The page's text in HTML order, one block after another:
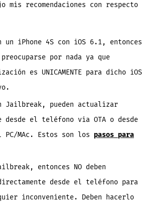
mis recomendaciones con respecto
iPhone 4S con iOS 6.1, entonces
por nada ya que
es UNICAMENTE para dicho iOS
Jailbreak, pueden actualizar
desde el teléfono via OTA o desde
PC/MAc. Estos son los pasos para
entonces NO deben
desde el teléfono para
inconveniente. Deben hacerlo